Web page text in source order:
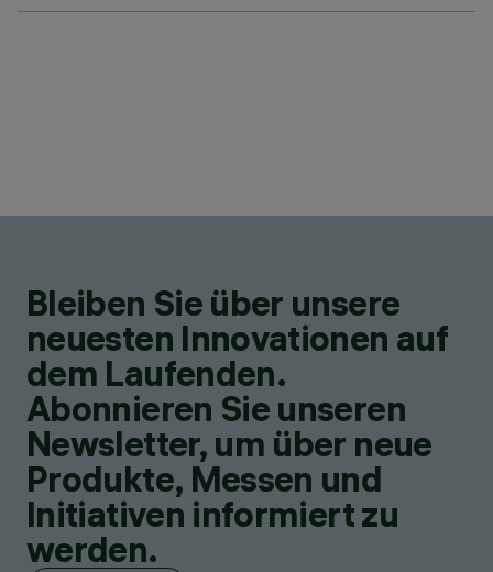
Bleiben Sie über unsere
neuesten Innovationen auf
dem Laufenden.
Abonnieren Sie unseren
Newsletter, um über neue
Produkte, Messen und
Initiativen informiert zu
werden.